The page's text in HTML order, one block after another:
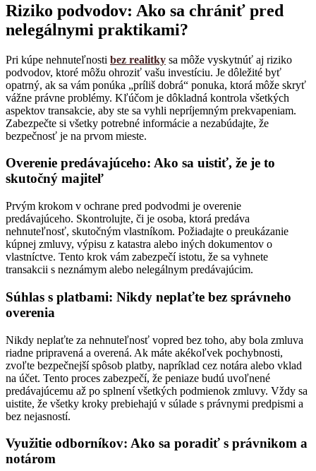
Riziko podvodov: Ako sa chrániť pred
nelegálnymi praktikami?
Pri kúpe nehnuteľnosti bez realitky sa môže vyskytnúť aj riziko
podvodov, ktoré môžu ohroziť vašu investíciu. Je dôležité byť
opatrný, ak sa vám ponúka „príliš dobrá“ ponuka, ktorá môže skryť
vážne právne problémy. Kľúčom je dôkladná kontrola všetkých
aspektov transakcie, aby ste sa vyhli nepríjemným prekvapeniam.
Zabezpečte si všetky potrebné informácie a nezabúdajte, že
bezpečnosť je na prvom mieste.
Overenie predávajúceho: Ako sa uistiť, že je to
skutočný majiteľ
Prvým krokom v ochrane pred podvodmi je overenie
predávajúceho. Skontrolujte, či je osoba, ktorá predáva
nehnuteľnosť, skutočným vlastníkom. Požiadajte o preukázanie
kúpnej zmluvy, výpisu z katastra alebo iných dokumentov o
vlastníctve. Tento krok vám zabezpečí istotu, že sa vyhnete
transakcii s neznámym alebo nelegálnym predávajúcim.
Súhlas s platbami: Nikdy neplaťte bez správneho
overenia
Nikdy neplaťte za nehnuteľnosť vopred bez toho, aby bola zmluva
riadne pripravená a overená. Ak máte akékoľvek pochybnosti,
zvoľte bezpečnejší spôsob platby, napríklad cez notára alebo vklad
na účet. Tento proces zabezpečí, že peniaze budú uvoľnené
predávajúcemu až po splnení všetkých podmienok zmluvy. Vždy sa
uistite, že všetky kroky prebiehajú v súlade s právnymi predpismi a
bez nejasností.
Využitie odborníkov: Ako sa poradiť s právnikom a
notárom